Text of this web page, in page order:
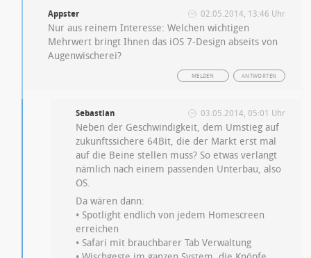
Appster 02.05.2014, 13:46 Uhr
Nur aus reinem Interesse: Welchen wichtigen
Mehrwert bringt Ihnen das iOS 7-Design abseits von
Augenwischerei?
ANTWORTEN
MELDEN
Sebastian 03.05.2014, 05:01 Uhr
Neben der Geschwindigkeit, dem Umstieg auf
zukunftssichere 64Bit, die der Markt erst mal
auf die Beine stellen muss? So etwas verlangt
nämlich nach einem passenden Unterbau, also
OS.
Da wären dann:
• Spotlight endlich von jedem Homescreen
erreichen
• Safari mit brauchbarer Tab Verwaltung